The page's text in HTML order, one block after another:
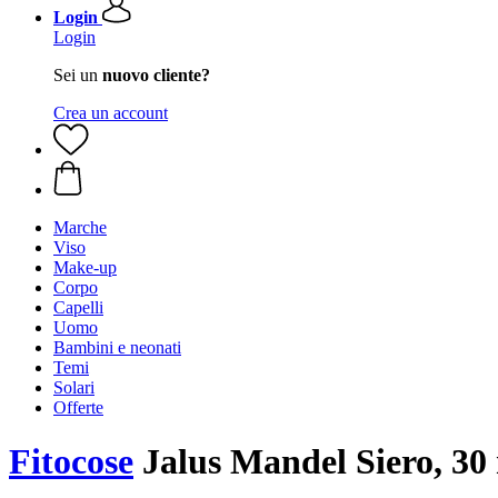
Login
Login
Sei un nuovo cliente?
Crea un account
Marche
Viso
Make-up
Corpo
Capelli
Uomo
Bambini e neonati
Temi
Solari
Offerte
Fitocose Jalus Mandel Siero,